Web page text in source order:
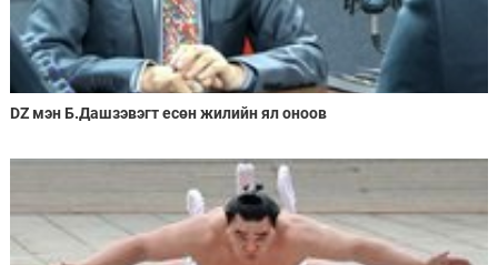
DZ мэн Б.Дашзэвэгт есөн жилийн ял оноов